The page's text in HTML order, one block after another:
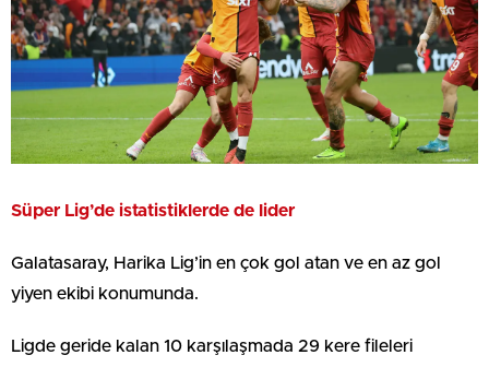
Süper Lig’de istatistiklerde de lider
Galatasaray, Harika Lig’in en çok gol atan ve en az gol
yiyen ekibi konumunda.
Ligde geride kalan 10 karşılaşmada 29 kere fileleri